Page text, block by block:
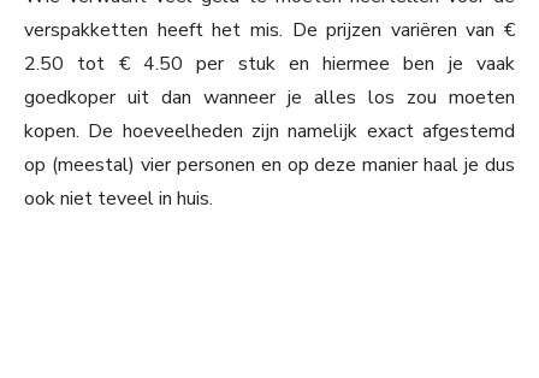
verspakketten heeft het mis. De prijzen variëren van €
2.50 tot € 4.50 per stuk en hiermee ben je vaak
goedkoper uit dan wanneer je alles los zou moeten
kopen. De hoeveelheden zijn namelijk exact afgestemd
op (meestal) vier personen en op deze manier haal je dus
ook niet teveel in huis.